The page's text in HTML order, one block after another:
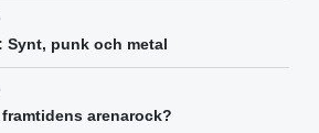
Synt, punk och metal
arenarock?